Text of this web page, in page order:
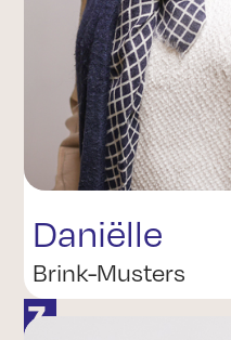
Daniëlle
Brink-Musters
7